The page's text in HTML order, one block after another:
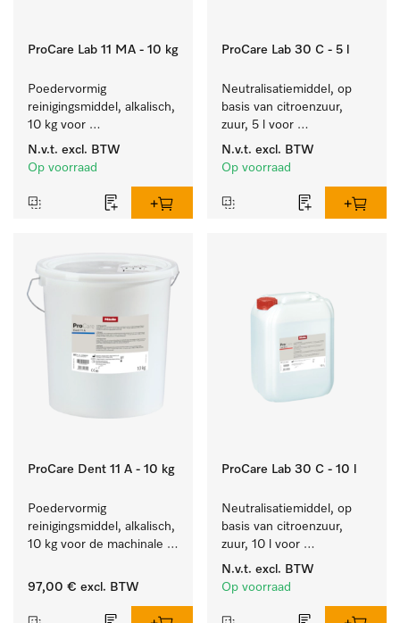
ProCare Lab 11 MA - 10 kg
Poedervormig
reinigingsmiddel, alkalisch,
10 kg voor
materiaalbesparende,
machinale reiniging van
gerei.
N.v.t. excl. BTW
Op voorraad
ProCare Lab 30 C - 5 l
Neutralisatiemiddel, op
basis van citroenzuur,
zuur, 5 l voor
materiaalbesparende,
machinale reiniging van
gerei.
N.v.t. excl. BTW
Op voorraad
ProCare Dent 11 A - 10 kg
Poedervormig
reinigingsmiddel, alkalisch,
10 kg voor de machinale
tandheelkundige
97,00 € excl. BTW
ProCare Lab 30 C - 10 l
Neutralisatiemiddel, op
basis van citroenzuur,
zuur, 10 l voor
materiaalbesparende,
machinale reiniging van
gerei.
N.v.t. excl. BTW
Op voorraad